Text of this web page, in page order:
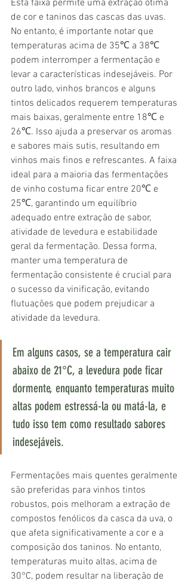
Esta faixa permite uma extração ótima
de cor e taninos das cascas das uvas.
No entanto, é importante notar que
temperaturas acima de 35℃ a 38℃
podem interromper a fermentação e
levar a características indesejáveis. Por
outro lado, vinhos brancos e alguns
tintos delicados requerem temperaturas
mais baixas, geralmente entre 18℃ e
26℃. Isso ajuda a preservar os aromas
e sabores mais sutis, resultando em
vinhos mais finos e refrescantes. A faixa
ideal para a maioria das fermentações
de vinho costuma ficar entre 20℃ e
25℃, garantindo um equilíbrio
adequado entre extração de sabor,
atividade de levedura e estabilidade
geral da fermentação. Dessa forma,
manter uma temperatura de
fermentação consistente é crucial para
o sucesso da vinificação, evitando
flutuações que podem prejudicar a
atividade da levedura.
Em alguns casos, se a temperatura cair
abaixo de 21°C, a levedura pode ficar
dormente, enquanto temperaturas muito
altas podem estressá-la ou matá-la, e
tudo isso tem como resultado sabores
indesejáveis.
Fermentações mais quentes geralmente
são preferidas para vinhos tintos
robustos, pois melhoram a extração de
compostos fenólicos da casca da uva, o
que afeta significativamente a cor e a
composição dos taninos. No entanto,
temperaturas muito altas, acima de
30°C, podem resultar na liberação de